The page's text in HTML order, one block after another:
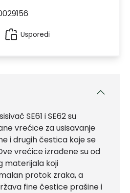
SE61 i SE62 su
vrećice za usisavanje
i drugih čestica koje se
vrećice izrađene su od
materijala koji
protok zraka, a
fine čestice prašine i
Usporedi